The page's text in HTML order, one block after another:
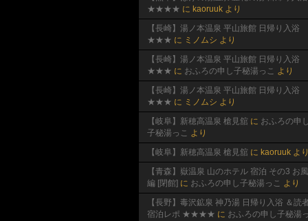
★★★★ に kaoruuk より
【長崎】湯ノ本温泉 平山旅館 日帰り入浴
★★★ に ミノムシ より
【長崎】湯ノ本温泉 平山旅館 日帰り入浴
★★★ に おふろの申し子秘湯っこ より
【長崎】湯ノ本温泉 平山旅館 日帰り入浴
★★★ に ミノムシ より
【岐阜】新穂高温泉 槍見舘 に おふろの申し
子秘湯っこ より
【岐阜】新穂高温泉 槍見舘 に kaoruuk より
【青森】嶽温泉 山のホテル 宿泊 その3 お
編 [閉館] に おふろの申し子秘湯っこ より
【長野】毒沢鉱泉 神乃湯 日帰り入浴 ＆読
宿泊レポ ★★★★ に おふろの申し子秘湯っ